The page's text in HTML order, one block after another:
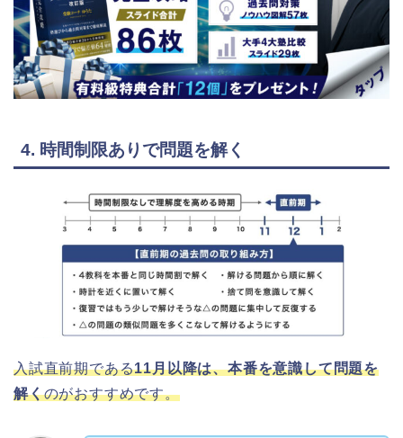
4. 時間制限ありで問題を解く
入試直前期である11月以降は、本番を意識して問題を
解くのがおすすめです。